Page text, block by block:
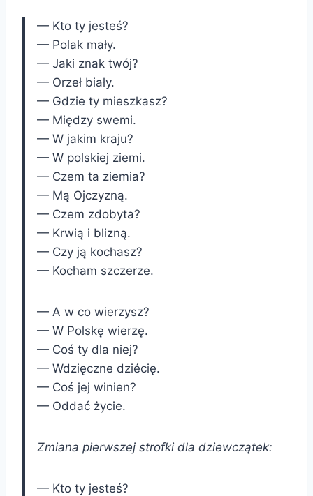
— Kto ty jesteś?
— Polak mały.
— Jaki znak twój?
— Orzeł biały.
— Gdzie ty mieszkasz?
— Między swemi.
— W jakim kraju?
— W polskiej ziemi.
— Czem ta ziemia?
— Mą Ojczyzną.
— Czem zdobyta?
— Krwią i blizną.
— Czy ją kochasz?
— Kocham szczerze.
— A w co wierzysz?
— W Polskę wierzę.
— Coś ty dla niej?
— Wdzięczne dziécię.
— Coś jej winien?
— Oddać życie.
Zmiana pierwszej strofki dla dziewczątek:
— Kto ty jesteś?